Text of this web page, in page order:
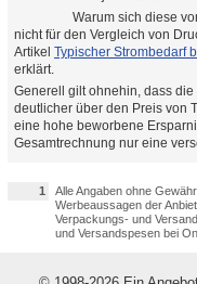
Warum sich diese
nicht für den Vergleich von
Artikel Typischer Strombedarf
erklärt.
Generell gilt ohnehin, dass
deutlicher über den Preis von
eine hohe beworbene
Gesamtrechnung nur eine
1
Alle Angaben ohne
Werbeaussagen der
Verpackungs- und
und Versandspesen bei